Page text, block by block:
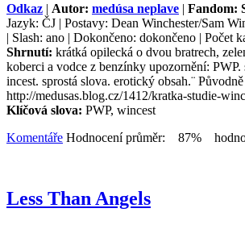
Odkaz | Autor: medúsa neplave | Fandom:
Jazyk: ČJ | Postavy: Dean Winchester/Sam
| Slash: ano | Dokončeno: dokončeno | Počet
Shrnutí: krátká opilecká o dvou bratrech,
koberci a vodce z benzínky upozornění: PWP.
incest. sprostá slova. erotický obsah.¨ Původně
http://medusas.blog.cz/1412/kratka-studie-
Klíčová slova: PWP, wincest
Komentáře Hodnocení průměr: 87%
Less Than Angels